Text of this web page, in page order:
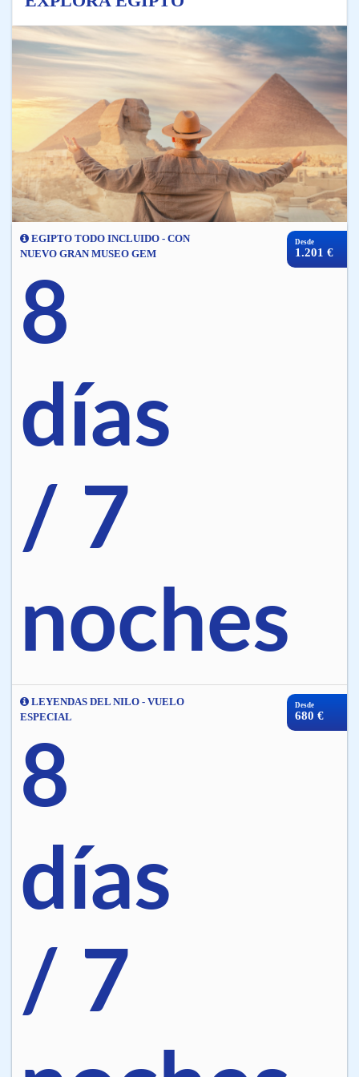
EGIPTO TODO INCLUIDO - CON
NUEVO GRAN MUSEO GEM
8
días
/ 7
noches
Desde
1.201 €
LEYENDAS DEL NILO - VUELO
ESPECIAL
8
días
/ 7
Desde
680 €